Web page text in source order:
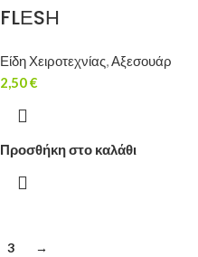
FLΕSΗ
Είδη Χειροτεχνίας,Αξεσουάρ
2,50€
Προσθήκη στο καλάθι
3 →